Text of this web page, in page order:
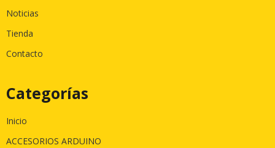
Noticias
Tienda
Contacto
Categorías
Inicio
ACCESORIOS ARDUINO